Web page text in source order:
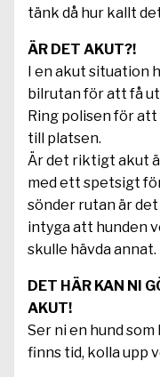
tänk då hur kallt
ÄR DET AKUT?!
I en akut situation
bilrutan för att få
Ring polisen för
till platsen.
Är det riktigt akut
med ett spetsigt
sönder rutan är
intyga att hunden
skulle hävda annat.
DET HÄR KAN NI
AKUT!
Ser ni en hund
finns tid, kolla upp